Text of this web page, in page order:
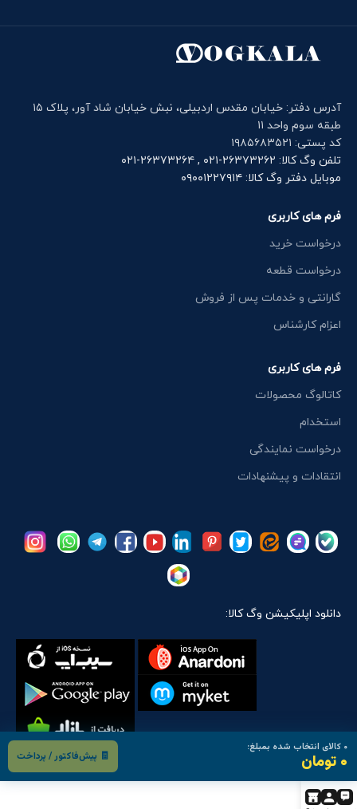
۰ کالای انتخاب شده بمبلغ:
۰ تومان 🧾 پیش‌فاکتور / پرداخت
آدرس دفتر: خیابان مقدس اردبیلی، نبش خیابان شاد آور، پلاک ۱۵
طبقه سوم واحد ۱۱
کد پستی: ۱۹۸۵۶۸۳۵۲۱
تلفن وگ کالا: ۲۶۳۷۳۲۶۲-۰۲۱ , ۲۶۳۷۳۲۶۴-۰۲۱
موبایل دفتر وگ کالا: ۰۹۰۰۱۲۲۷۹۱۴
فرم های کاربری
درخواست خرید
درخواست قطعه
گارانتی و خدمات پس از فروش
اعزام کارشناس
فرم های کاربری
کاتالوگ محصولات
استخدام
درخواست نمایندگی
انتقادات و پیشنهادات
دانلود اپلیکیشن وگ کالا:
تمام حقوق مادی و معنوی این سایت متعلق است به:وگ کالا